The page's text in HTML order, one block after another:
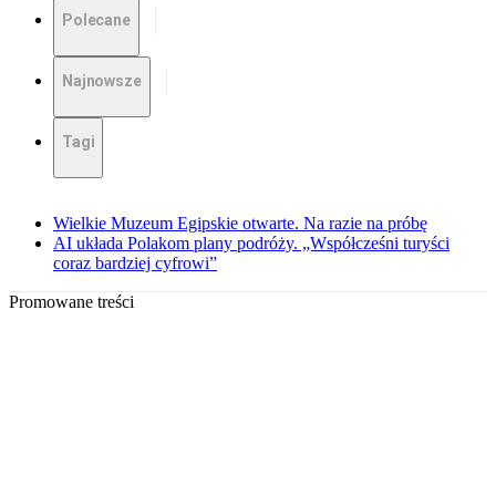
Polecane
Najnowsze
Tagi
Wielkie Muzeum Egipskie otwarte. Na razie na próbę
AI układa Polakom plany podróży. „Współcześni turyści
coraz bardziej cyfrowi”
Promowane treści